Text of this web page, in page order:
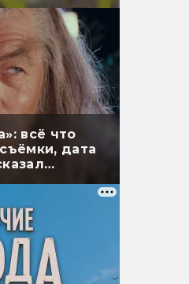
всё что
дата